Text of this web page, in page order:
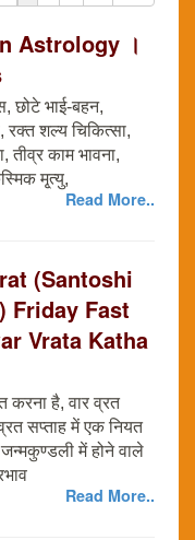
Astrology ।
छोटे भाई-बहन,
शल्य चिकित्सा,
तीव्र काम भावना,
मृ्त्यु,
Read More..
(Santoshi
Friday Fast
Vrata Katha
करना है, वार व्रत
सप्ताह में एक नियत
में होने वाले
Read More..